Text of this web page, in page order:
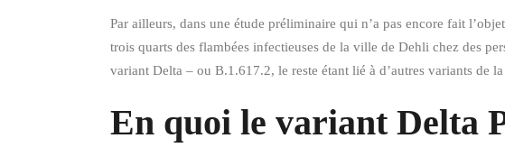
Par ailleurs, dans une étude préliminaire qui n’a pas encore fait
trois quarts des flambées infectieuses de la ville de Dehli chez des
variant Delta – ou B.1.617.2, le reste étant lié à d’autres variants de
En quoi le variant Delta